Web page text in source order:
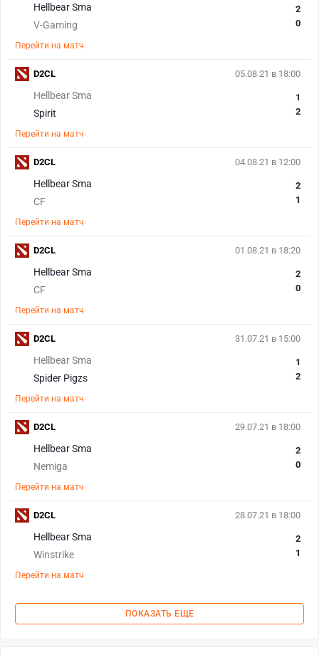
Hellbear Sma
V-Gaming
2
0
Перейти на матч
05.08.21 в 18:00
Hellbear Sma
Spirit
1
2
Перейти на матч
D2CL
04.08.21 в 12:00
Hellbear Sma
CF
2
1
Перейти на матч
D2CL
01.08.21 в 18:20
Hellbear Sma
CF
2
0
Перейти на матч
D2CL
31.07.21 в 15:00
Hellbear Sma
Spider Pigzs
1
2
Перейти на матч
D2CL
29.07.21 в 18:00
Hellbear Sma
Nemiga
2
0
Перейти на матч
D2CL
28.07.21 в 18:00
Hellbear Sma
Winstrike
2
1
Перейти на матч
D2CL
ПОКАЗАТЬ ЕЩЕ